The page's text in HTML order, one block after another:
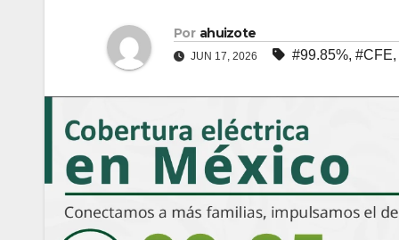
Por ahuizote
JUN 17, 2026 #99.85%, #CFE,